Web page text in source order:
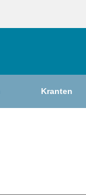
Kranten